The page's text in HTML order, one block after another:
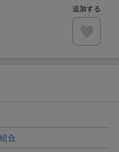
追加する
合